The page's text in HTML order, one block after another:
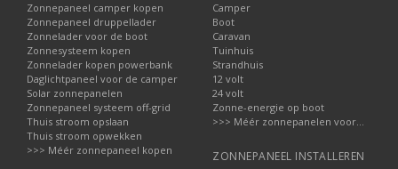
Zonnepaneel camper kopen
Zonnepaneel druppellader
Zonnelader voor de boot
Zonnesysteem kopen
Zonnelader kopen powerbank
Daglichtpaneel voor de camper
Solar zonnepanelen
Zonnepaneel systeem off-grid
Thuis stroom opslaan
Thuis stroom opwekken
>>> Méér zonnepaneel kopen
Camper
Boot
Caravan
Tuinhuis
Strandhuis
12 volt
24 volt
Zonne-energie op boot
>>> Méér zonnepanelen voor...
ZONNEPANEEL INSTALLEREN